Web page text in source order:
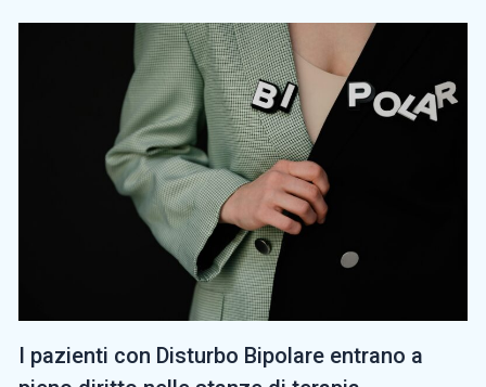
I pazienti con Disturbo Bipolare entrano a